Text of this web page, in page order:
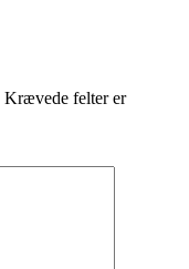
Krævede felter er